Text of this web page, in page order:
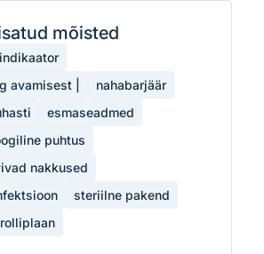
mõisted
avamisest |
nahabarjäär
esmaseadmed
puhtus
nakkused
steriilne pakend